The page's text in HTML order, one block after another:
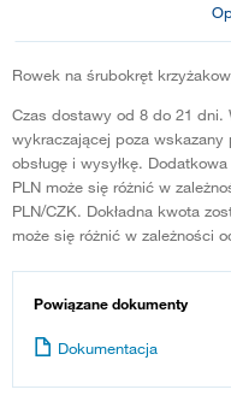
Rowek na śrubokręt
Czas dostawy od 8 do 21 dni.
wykraczającej poza wskazany
obsługę i wysyłkę.
PLN może się różnić w
PLN/CZK. Dokładna kwota
może się różnić w zależności
Powiązane dokumenty
Dokumentacja